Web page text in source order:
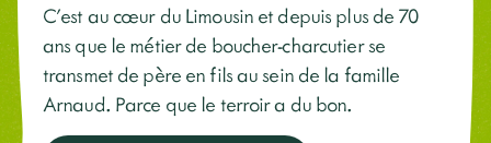
C'est au cœur du Limousin et depuis plus de 70
ans que le métier de boucher-charcutier se
transmet de père en fils au sein de la famille
Arnaud. Parce que le terroir a du bon.